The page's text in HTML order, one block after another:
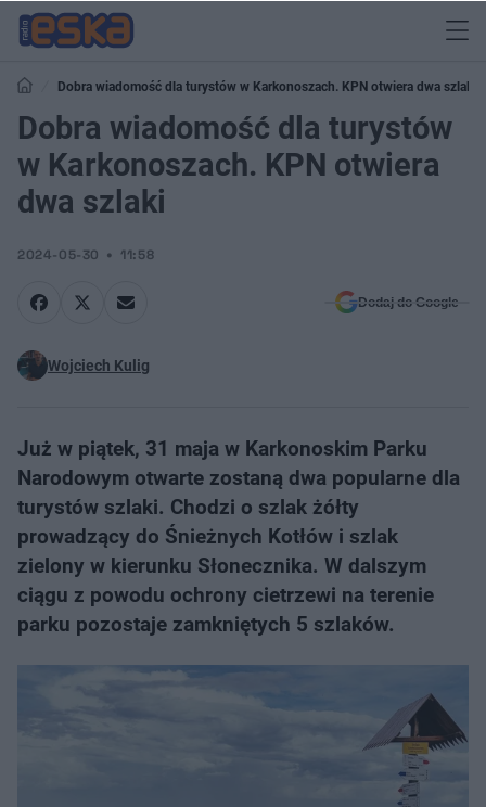
Dobra wiadomość dla turystów w Karkonoszach. KPN otwiera dwa szlaki
Dobra wiadomość dla turystów
w Karkonoszach. KPN otwiera
dwa szlaki
2024-05-30 11:58
Dodaj do Google
Wojciech Kulig
Już w piątek, 31 maja w Karkonoskim Parku
Narodowym otwarte zostaną dwa popularne dla
turystów szlaki. Chodzi o szlak żółty
prowadzący do Śnieżnych Kotłów i szlak
zielony w kierunku Słonecznika. W dalszym
ciągu z powodu ochrony cietrzewi na terenie
parku pozostaje zamkniętych 5 szlaków.